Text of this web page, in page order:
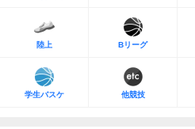
陸上 Bリーグ
学生バスケ 他競技